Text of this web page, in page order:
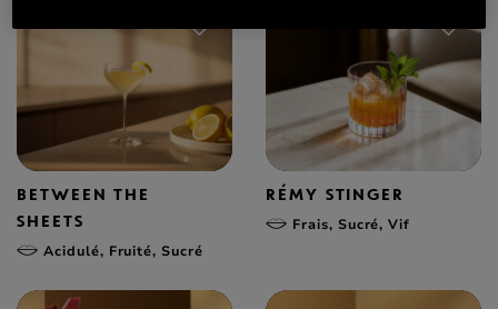
BETWEEN THE
SHEETS
Acidulé, Fruité, Sucré
RÉMY STINGER
Frais, Sucré, Vif